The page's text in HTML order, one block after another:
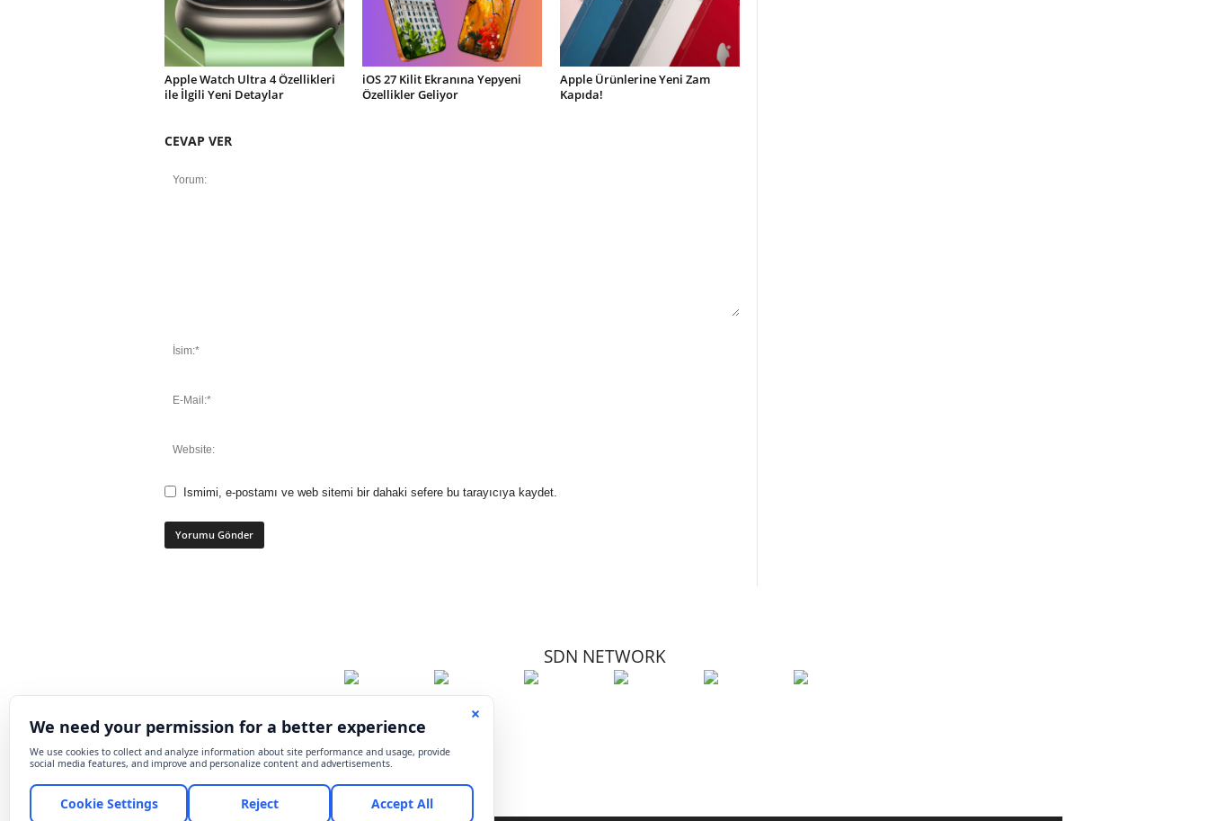
Apple Watch Ultra 4 Özellikleri
ile İlgili Yeni Detaylar
iOS 27 Kilit Ekranına Yepyeni
Özellikler Geliyor
Apple Ürünlerine Yeni Zam
Kapıda!
CEVAP VER
Ismimi, e-postamı ve web sitemi bir dahaki sefere bu tarayıcıya kaydet.
SDN NETWORK